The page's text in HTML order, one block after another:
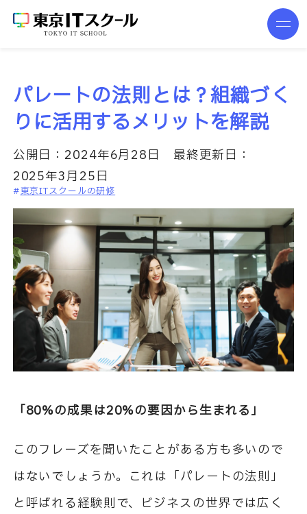
パレートの法則とは？組織づく
りに活用するメリットを解説
公開日： 2024年6月28日
最終更新日：
2025年3月25日
東京ITスクールの研修
「80%の成果は20%の要因から生まれる」
このフレーズを聞いたことがある方も多いので
はないでしょうか。これは「パレートの法則」
と呼ばれる経験則で、ビジネスの世界では広く